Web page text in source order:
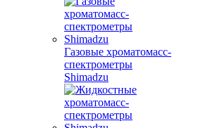
Газовые хроматомасс-
спектрометры
Shimadzu